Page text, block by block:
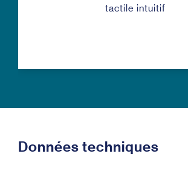
tactile intuitif
Données techniques